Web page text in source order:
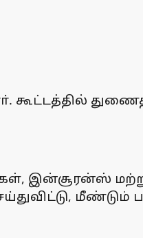
கூட்டத்தில்
இன்சூரன்ஸ்
மீண்டும்